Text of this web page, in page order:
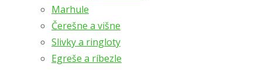
Marhule
Čerešne a višne
Slivky a ringloty
Egreše a ríbezle